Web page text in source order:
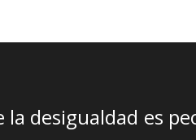
la desigualdad es